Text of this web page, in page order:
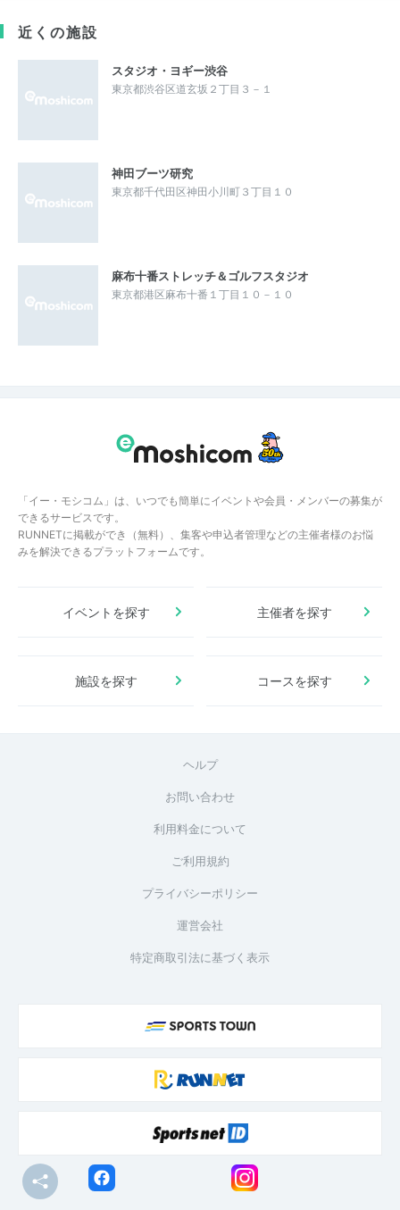
近くの施設
スタジオ・ヨギー渋谷
東京都渋谷区道玄坂２丁目３－１
神田ブーツ研究
東京都千代田区神田小川町３丁目１０
麻布十番ストレッチ＆ゴルフスタジオ
東京都港区麻布十番１丁目１０－１０
「イー・モシコム」は、いつでも簡単にイベントや会員・メンバーの募集が
できるサービスです。
RUNNETに掲載ができ（無料）、集客や申込者管理などの主催者様のお悩
みを解決できるプラットフォームです。
イベントを探す 主催者を探す
施設を探す コースを探す
ヘルプ
お問い合わせ
利用料金について
ご利用規約
プライバシーポリシー
運営会社
特定商取引法に基づく表示